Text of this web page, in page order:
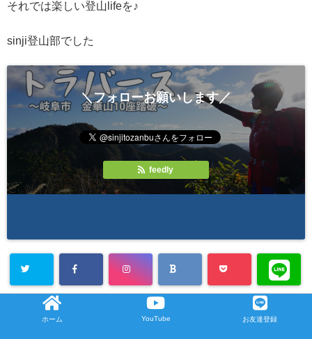
LINE
それでは楽しい登山lifeを♪
sinji登山部でした
＼フォローお願いします／
feedly
ホーム YouTube お友達登録